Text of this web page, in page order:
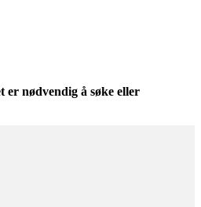
er nødvendig å søke eller